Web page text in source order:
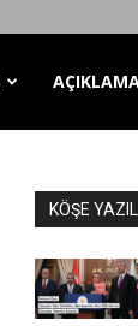
KÖŞE